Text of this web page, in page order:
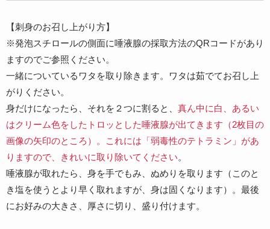
【刺身のお召し上がり方】
※発泡スチロールの側面に唾液腺の採取方法のQRコードがあり
ますのでご参照ください。
一緒についているワタを取り除きます。ワタは茹でてお召し上
がりください。
身だけになったら、それを２つに割ると、 真ん中に白、あるい
はクリーム色をしたトロッとした唾液腺が出てきます（2枚目の
画像の矢印のところ）。これには「 弱毒性のテトラミン」があ
りますので、きれいに取り除いてください。
唾液腺が取れたら、身を手でもみ、ぬめりを取ります（このと
き塩を使うとより早く取れますが、身は固くなります）。最後
にお好みの大きさ、厚さに切り、盛り付けます。